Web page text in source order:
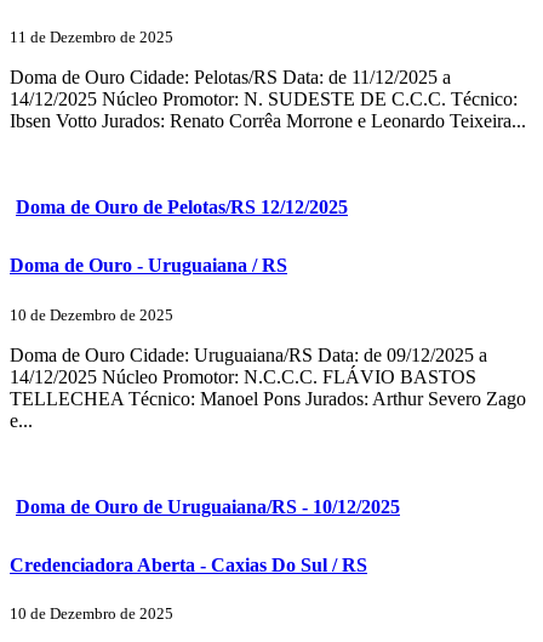
11 de Dezembro de 2025
Doma de Ouro Cidade: Pelotas/RS Data: de 11/12/2025 a
14/12/2025 Núcleo Promotor: N. SUDESTE DE C.C.C. Técnico:
Ibsen Votto Jurados: Renato Corrêa Morrone e Leonardo Teixeira...
Doma de Ouro de Pelotas/RS 12/12/2025
Doma de Ouro - Uruguaiana / RS
10 de Dezembro de 2025
Doma de Ouro Cidade: Uruguaiana/RS Data: de 09/12/2025 a
14/12/2025 Núcleo Promotor: N.C.C.C. FLÁVIO BASTOS
TELLECHEA Técnico: Manoel Pons Jurados: Arthur Severo Zago
e...
Doma de Ouro de Uruguaiana/RS - 10/12/2025
Credenciadora Aberta - Caxias Do Sul / RS
10 de Dezembro de 2025